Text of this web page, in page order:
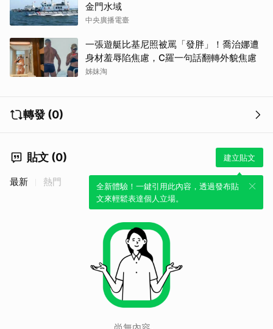
金門水域
中央廣播電臺
一張遊艇比基尼照被罵「發胖」！喬治娜遭
身材羞辱陷焦慮，C羅一句話翻轉外貌焦慮
姊妹淘
轉發 (0)
貼文 (0) 建立貼文
全新體驗！一鍵引用此內容，透過發布貼
文來輕鬆表達個人立場。
最新 熱門